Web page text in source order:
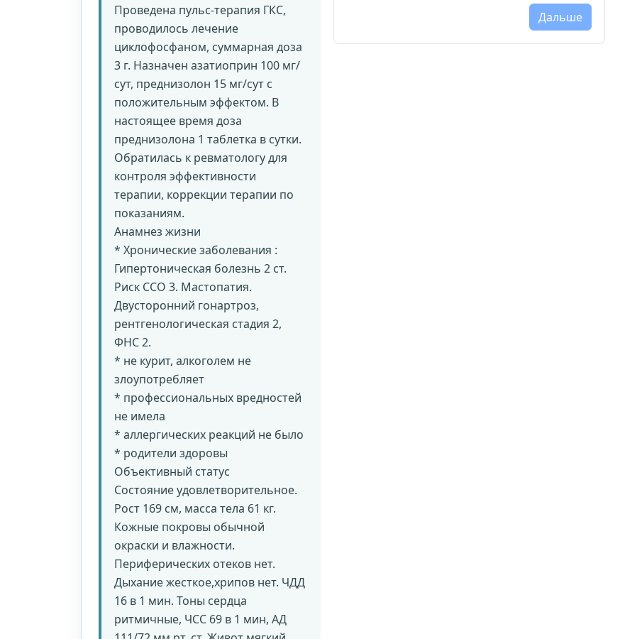
Проведена пульс-терапия ГКС,
проводилось лечение
циклофосфаном, суммарная доза
3 г. Назначен азатиоприн 100 мг/
сут, преднизолон 15 мг/сут с
положительным эффектом. В
настоящее время доза
преднизолона 1 таблетка в сутки.
Обратилась к ревматологу для
контроля эффективности
терапии, коррекции терапии по
показаниям.
Анамнез жизни
* Хронические заболевания :
Гипертоническая болезнь 2 ст.
Риск ССО 3. Мастопатия.
Двусторонний гонартроз,
рентгенологическая стадия 2,
ФНС 2.
* не курит, алкоголем не
злоупотребляет
* профессиональных вредностей
не имела
* аллергических реакций не было
* родители здоровы
Объективный статус
Состояние удовлетворительное.
Рост 169 см, масса тела 61 кг.
Кожные покровы обычной
окраски и влажности.
Периферических отеков нет.
Дыхание жесткое,хрипов нет. ЧДД
16 в 1 мин. Тоны сердца
ритмичные, ЧСС 69 в 1 мин, АД
Дальше